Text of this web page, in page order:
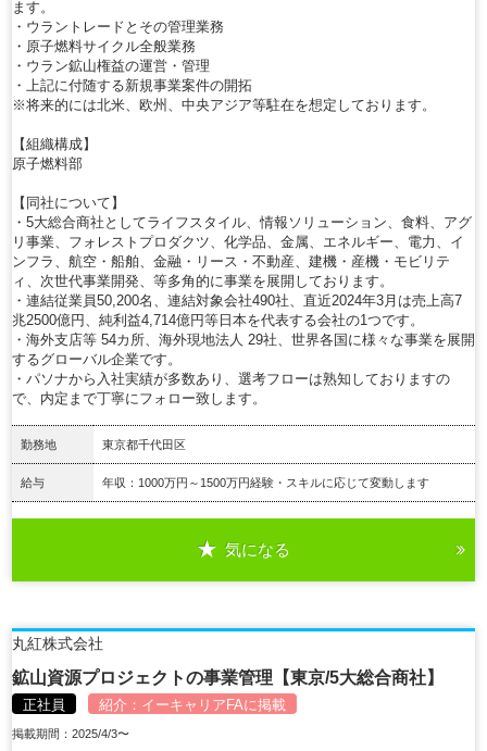
ます。
・ウラントレードとその管理業務
・原子燃料サイクル全般業務
・ウラン鉱山権益の運営・管理
・上記に付随する新規事業案件の開拓
※将来的には北米、欧州、中央アジア等駐在を想定しております。
【組織構成】
原子燃料部
【同社について】
・5大総合商社としてライフスタイル、情報ソリューション、食料、アグ
リ事業、フォレストプロダクツ、化学品、金属、エネルギー、電力、イ
ンフラ、航空・船舶、金融・リース・不動産、建機・産機・モビリテ
ィ、次世代事業開発、等多角的に事業を展開しております。
・連結従業員50,200名、連結対象会社490社、直近2024年3月は売上高7
兆2500億円、純利益4,714億円等日本を代表する会社の1つです。
・海外支店等 54カ所、海外現地法人 29社、世界各国に様々な事業を展開
するグローバル企業です。
・パソナから入社実績が多数あり、選考フローは熟知しておりますの
で、内定まで丁寧にフォロー致します。
勤務地 東京都千代田区
給与 年収：1000万円～1500万円経験・スキルに応じて変動します
気になる
丸紅株式会社
鉱山資源プロジェクトの事業管理【東京/5大総合商社】
正社員 紹介： イーキャリアFAに掲載
掲載期間：2025/4/3〜